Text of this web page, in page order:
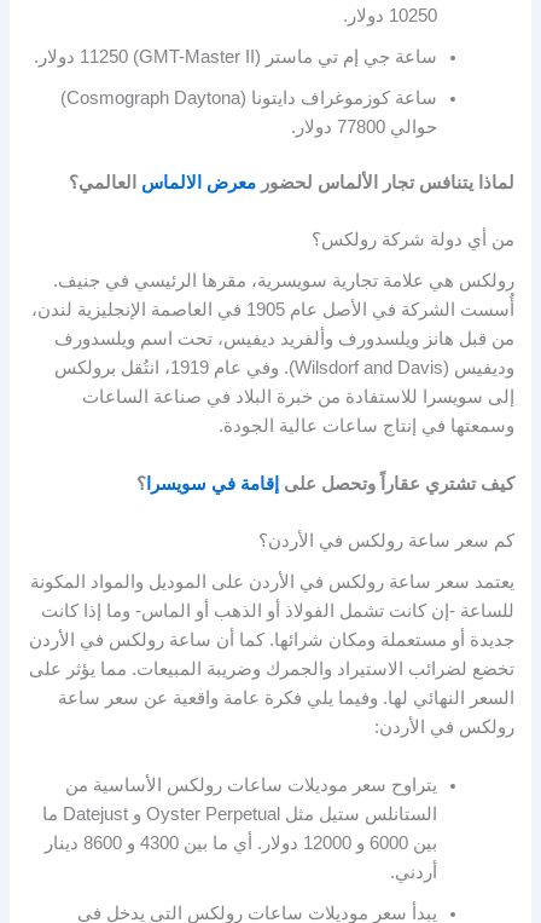
10250 دولار.
ساعة جي إم تي ماستر (GMT-Master II) 11250 دولار.
ساعة كوزموغراف دايتونا (Cosmograph Daytona)
حوالي 77800 دولار.
لماذا يتنافس تجار الألماس لحضورمعرض الالماس العالمي؟
من أي دولة شركة رولكس؟
رولكس هي علامة تجارية سويسرية، مقرها الرئيسي في جنيف.
أُسست الشركة في الأصل عام 1905 في العاصمة الإنجليزية لندن،
من قبل هانز ويلسدورف وألفريد ديفيس، تحت اسم ويلسدورف
وديفيس (Wilsdorf and Davis). وفي عام 1919، انتُقل برولكس
إلى سويسرا للاستفادة من خبرة البلاد في صناعة الساعات
وسمعتها في إنتاج ساعات عالية الجودة.
كيف تشتري عقاراً وتحصل على إقامة في سويسرا؟
كم سعر ساعة رولكس في الأردن؟
يعتمد سعر ساعة رولكس في الأردن على الموديل والمواد المكونة
للساعة -إن كانت تشمل الفولاذ أو الذهب أو الماس- وما إذا كانت
جديدة أو مستعملة ومكان شرائها. كما أن ساعة رولكس في الأردن
تخضع لضرائب الاستيراد والجمرك وضريبة المبيعات. مما يؤثر على
السعر النهائي لها. وفيما يلي فكرة عامة واقعية عن سعر ساعة
رولكس في الأردن:
يتراوح سعر موديلات ساعات رولكس الأساسية من
الستانلس ستيل مثل Oyster Perpetual و Datejust ما
بين 6000 و 12000 دولار. أي ما بين 4300 و 8600 دينار
أردني.
يبدأ سعر موديلات ساعات رولكس التي يدخل في